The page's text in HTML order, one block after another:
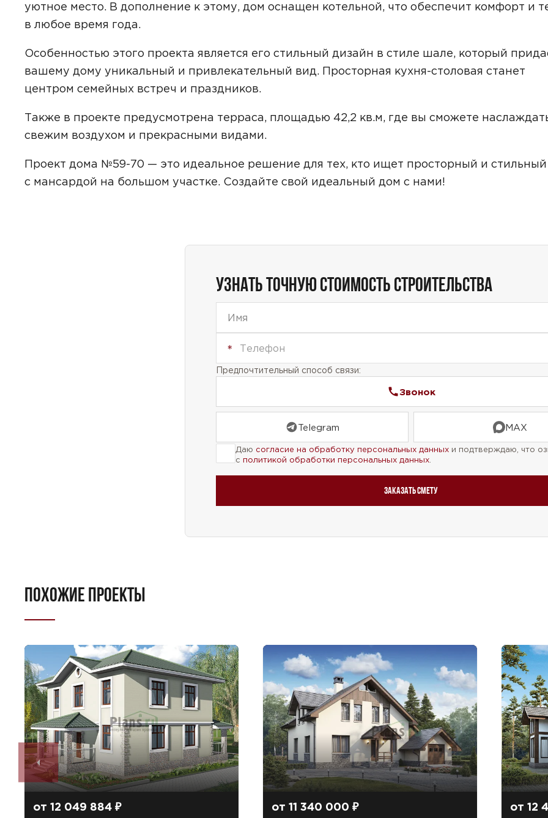
уютное место. В дополнение к этому, дом оснащен котельной, что обеспечит комфорт и
в любое время года.
Особенностью этого проекта является его стильный дизайн в стиле шале, который
вашему дому уникальный и привлекательный вид. Просторная кухня-столовая станет
центром семейных встреч и праздников.
Также в проекте предусмотрена терраса, площадью 42,2 кв.м, где вы сможете
свежим воздухом и прекрасными видами.
Проект дома №59-70 — это идеальное решение для тех, кто ищет просторный и
с мансардой на большом участке. Создайте свой идеальный дом с нами!
УЗНАТЬ ТОЧНУЮ СТОИМОСТЬ СТРОИТЕЛЬСТВА
Предпочтительный способ связи:
Звонок
Telegram MAX
Даю согласие на обработку персональных данных и подтверждаю, что
с политикой обработки персональных данных.
Заказать смету
ПОХОЖИЕ ПРОЕКТЫ
от 12 049 884 ₽ от 11 340 000 ₽ от 12
Даюсогласие на обработку персональных данныхи подтверждаю, что
с политикой обработки персональных данных .